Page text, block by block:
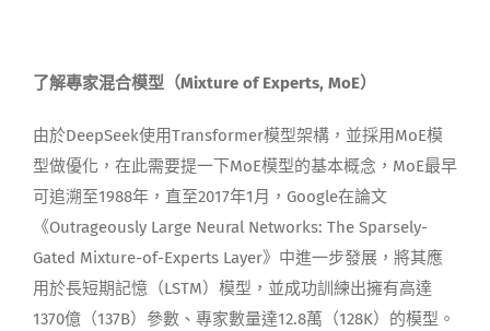
了解專家混合模型（Mixture of Experts, MoE）
由於DeepSeek使用Transformer模型架構，並採用MoE模
型做優化，在此需要提一下MoE模型的基本概念， MoE最早
可追溯至1988年，直至2017年1月，Google在論文
《Outrageously Large Neural Networks: The Sparsely-
Gated Mixture-of-Experts Layer》中進一步發展，將其應
用於長短期記憶（LSTM）模型，並成功訓練出擁有高達
1370億（137B）參數、專家數量達12.8萬（128K）的模型。